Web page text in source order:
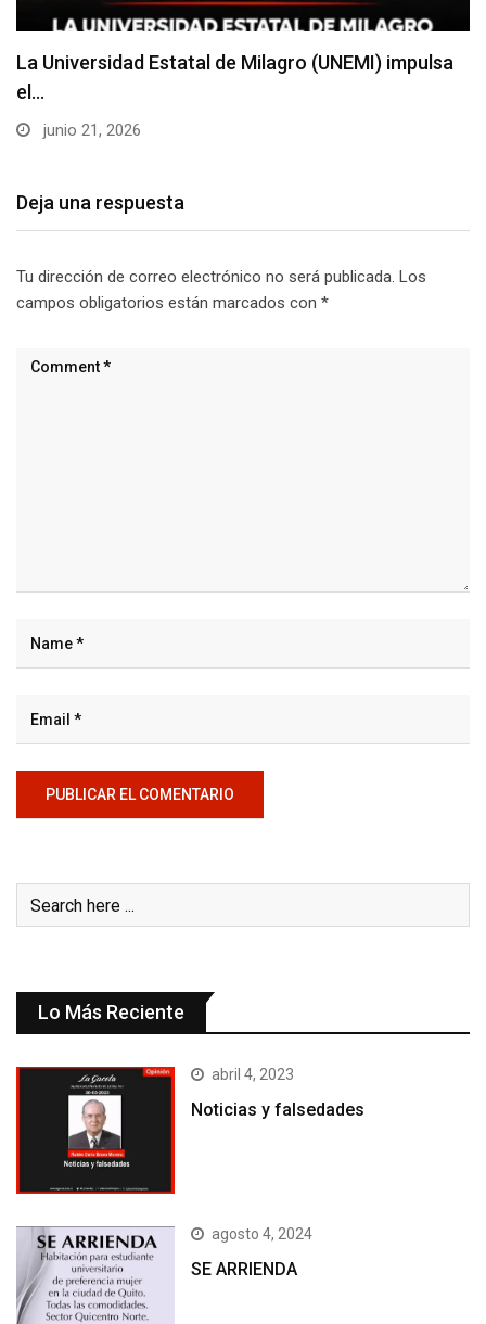
La Universidad Estatal de Milagro (UNEMI) impulsa
el…
junio 21, 2026
Deja una respuesta
Tu dirección de correo electrónico no será publicada. Los
campos obligatorios están marcados con *
Lo Más Reciente
abril 4, 2023
Noticias y falsedades
agosto 4, 2024
SE ARRIENDA